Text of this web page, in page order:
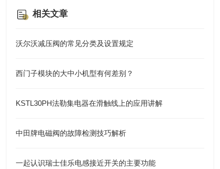
相关文章
沃尔沃减压阀的常见分类及设置规定
西门子模块的大中小机型有何差别？
KSTL30PH法勒集电器在滑触线上的应用讲解
中田牌电磁阀的故障检测技巧解析
一起认识瑞士佳乐电感接近开关的主要功能